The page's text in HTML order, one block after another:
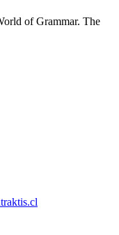
of Grammar. The